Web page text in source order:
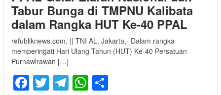
Tabur Bunga di TMPNU Kalibata
dalam Rangka HUT Ke-40 PPAL
refubliknews.com, || TNI AL, Jakarta,- Dalam rangka
memperingati Hari Ulang Tahun (HUT) Ke-40 Persatuan
Purnawirawan […]
Facebook
Twitter
Telegram
WhatsApp